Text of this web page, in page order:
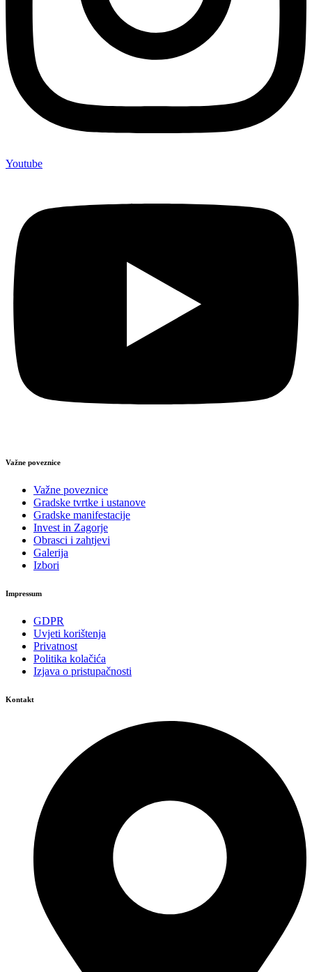
Youtube
Važne poveznice
Važne poveznice
Gradske tvrtke i ustanove
Gradske manifestacije
Invest in Zagorje
Obrasci i zahtjevi
Galerija
Izbori
Impressum
GDPR
Uvjeti korištenja
Privatnost
Politika kolačića
Izjava o pristupačnosti
Kontakt